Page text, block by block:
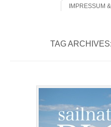
IMPRESSUM
TAG ARCHIVES: